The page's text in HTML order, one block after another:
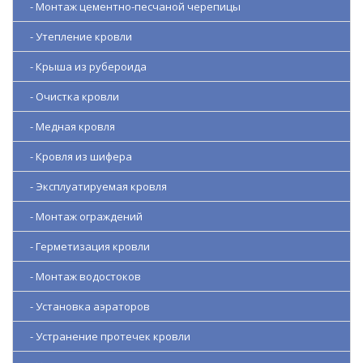
- Монтаж цементно-песчаной черепицы
- Утепление кровли
- Крыша из рубероида
- Очистка кровли
- Медная кровля
- Кровля из шифера
- Эксплуатируемая кровля
- Монтаж ограждений
- Герметизация кровли
- Монтаж водостоков
- Установка аэраторов
- Устранение протечек кровли